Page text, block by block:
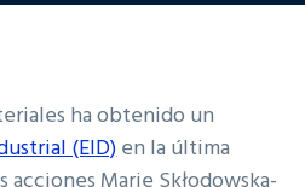
ha obtenido un
(EID)en la última